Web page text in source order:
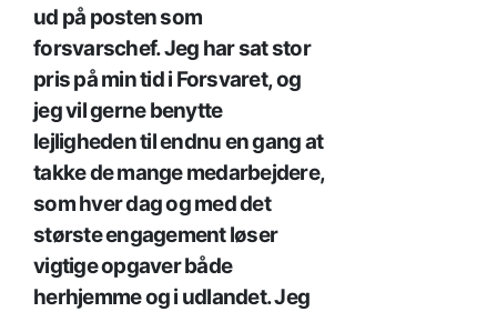
ud på posten som
forsvarschef. Jeg har sat stor
pris på min tid i Forsvaret, og
jeg vil gerne benytte
lejligheden til endnu en gang at
takke de mange medarbejdere,
som hver dag og med det
største engagement løser
vigtige opgaver både
herhjemme og i udlandet. Jeg